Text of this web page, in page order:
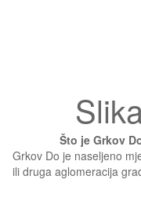
Što je Grkov
Grkov Do je naseljeno
ili druga aglomeracija